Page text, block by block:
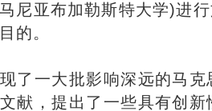
尼亚布加勒斯特大学)进
的。
了一大批影响深远的马
献，提出了一些具有创